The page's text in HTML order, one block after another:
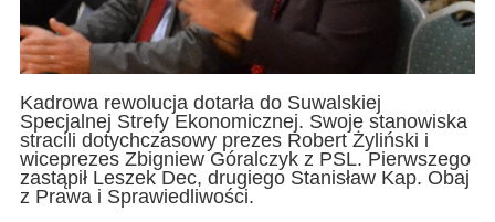
Kadrowa rewolucja dotarła do Suwalskiej
Specjalnej Strefy Ekonomicznej. Swoje stanowiska
stracili dotychczasowy prezes Robert Żyliński i
wiceprezes Zbigniew Góralczyk z PSL. Pierwszego
zastąpił Leszek Dec, drugiego Stanisław Kap. Obaj
z Prawa i Sprawiedliwości.